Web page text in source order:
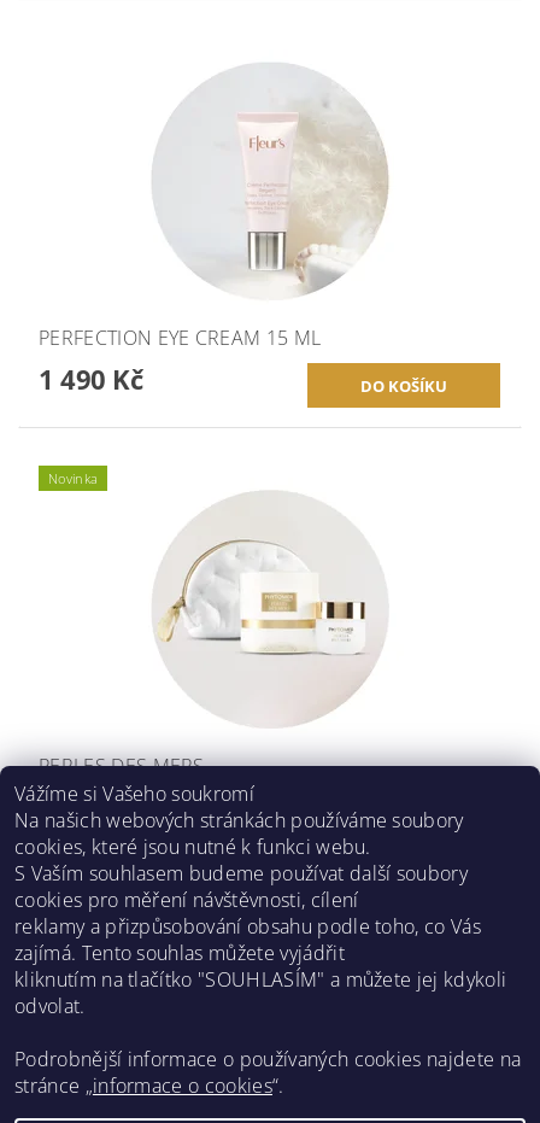
PERFECTION EYE CREAM 15 ML
1 490 Kč
Novinka
PERLES DES MERS
6 250 Kč
DALŠÍ PRODUKTY
1 ... 4 5 6 7 8 9
Facebook Instagram
Vážíme si Vašeho soukromí
Na našich webových stránkách používáme soubory
cookies, které jsou nutné k funkci webu.
S Vaším souhlasem budeme používat další soubory
cookies pro měření návštěvnosti, cílení
reklamy a přizpůsobování obsahu podle toho, co Vás
zajímá. Tento souhlas můžete vyjádřit
kliknutím na tlačítko "SOUHLASÍM" a můžete jej kdykoli
odvolat.
Podrobnější informace o používaných cookies najdete na
stránce „informace o cookies“.